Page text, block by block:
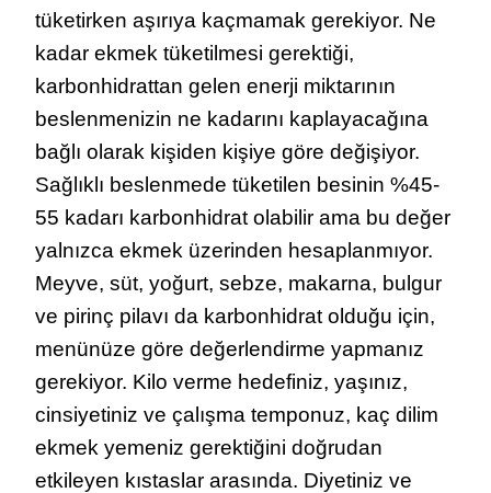
tüketirken aşırıya kaçmamak gerekiyor. Ne
kadar ekmek tüketilmesi gerektiği,
karbonhidrattan gelen enerji miktarının
beslenmenizin ne kadarını kaplayacağına
bağlı olarak kişiden kişiye göre değişiyor.
Sağlıklı beslenmede tüketilen besinin %45-
55 kadarı karbonhidrat olabilir ama bu değer
yalnızca ekmek üzerinden hesaplanmıyor.
Meyve, süt, yoğurt, sebze, makarna, bulgur
ve pirinç pilavı da karbonhidrat olduğu için,
menünüze göre değerlendirme yapmanız
gerekiyor. Kilo verme hedefiniz, yaşınız,
cinsiyetiniz ve çalışma temponuz, kaç dilim
ekmek yemeniz gerektiğini doğrudan
etkileyen kıstaslar arasında. Diyetiniz ve